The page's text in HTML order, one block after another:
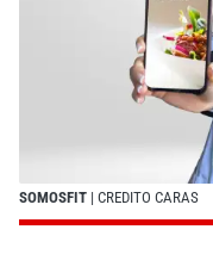
SOMOSFIT | CREDITO CARAS